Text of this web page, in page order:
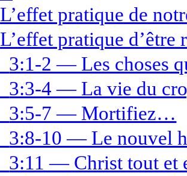
L’effet pratique de
L’effet pratique
3:1-2 — Les choses
3:3-4 — La vie du
3:5-7 — Mortifiez…
3:8-10 — Le nouvel
3:11 — Christ tout et